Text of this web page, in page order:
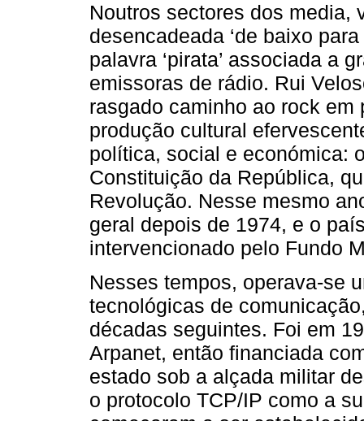
Noutros sectores dos media,
desencadeada ‘de baixo
palavra ‘pirata’ associada a
emissoras de rádio. Rui
rasgado caminho ao rock
produção cultural
política, social e económica:
Constituição da República,
Revolução. Nesse mesmo
geral depois de 1974, e o
intervencionado pelo Fundo
Nesses tempos, operava-se
tecnológicas de
décadas seguintes. Foi em
Arpanet, então financiada
estado sob a alçada militar
o protocolo TCP/IP como a